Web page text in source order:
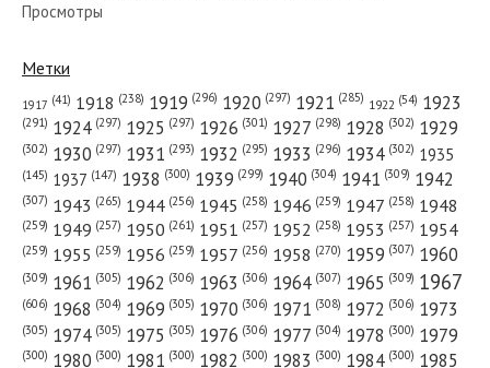
№ 13 от января 1931 года — «Красный Север»
№ 305 от декабря 1975 года — «Красный Север»
№ 173 от июля 1964 года — «Красный Север»
Просмотры
Метки
1917 (41) 1918 (238) 1919 (296) 1920 (297) 1921 (285) 1922 (54) 1923
(291) 1924 (297) 1925 (297) 1926 (301) 1927 (298) 1928 (302) 1929
(302) 1930 (297) 1931 (293) 1932 (295) 1933 (296) 1934 (302) 1935
(145) 1937 (147) 1938 (300) 1939 (299) 1940 (304) 1941 (309) 1942
(307) 1943 (265) 1944 (256) 1945 (258) 1946 (259) 1947 (258) 1948
(259) 1949 (257) 1950 (261) 1951 (257) 1952 (258) 1953 (257) 1954
(259) 1955 (259) 1956 (259) 1957 (256) 1958 (270) 1959 (307) 1960
(309) 1961 (305) 1962 (306) 1963 (306) 1964 (307) 1965 (309) 1967
(606) 1968 (304) 1969 (305) 1970 (306) 1971 (308) 1972 (306) 1973
(305) 1974 (305) 1975 (305) 1976 (306) 1977 (304) 1978 (300) 1979
(300) 1980 (300) 1981 (300) 1982 (300) 1983 (300) 1984 (300) 1985